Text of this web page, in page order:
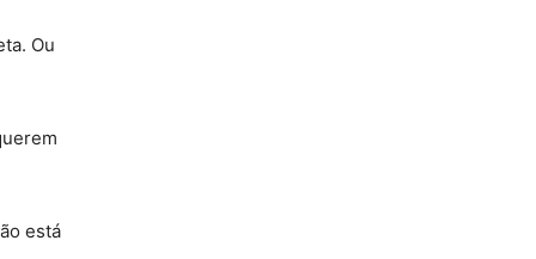
Ou
está